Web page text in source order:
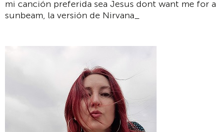
mi canción preferida sea Jesus dont want me for a
sunbeam, la versión de Nirvana_